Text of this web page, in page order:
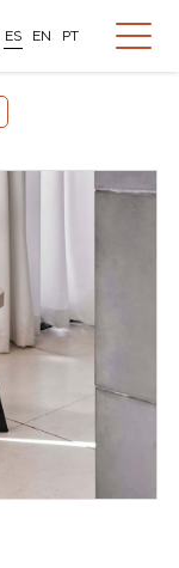
ES EN PT